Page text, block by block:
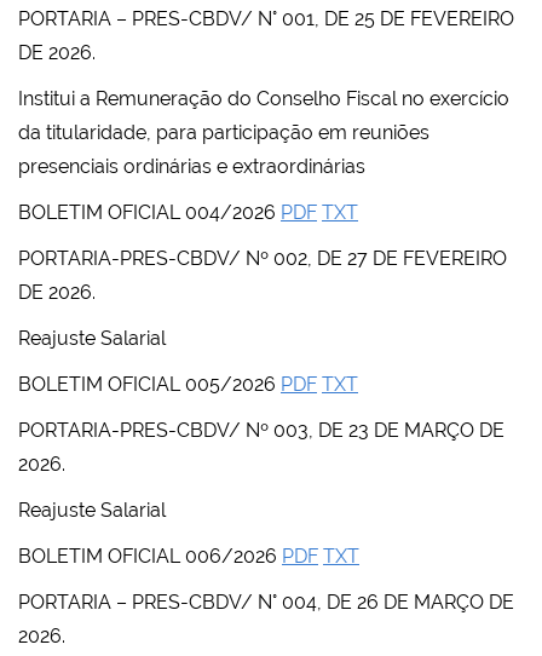
PORTARIA – PRES-CBDV/ N° 001, DE 25 DE FEVEREIRO
DE 2026.
Institui a Remuneração do Conselho Fiscal no exercício
da titularidade, para participação em reuniões
presenciais ordinárias e extraordinárias
BOLETIM OFICIAL 004/2026 PDF TXT
PORTARIA-PRES-CBDV/ Nº 002, DE 27 DE FEVEREIRO
DE 2026.
Reajuste Salarial
BOLETIM OFICIAL 005/2026 PDF TXT
PORTARIA-PRES-CBDV/ Nº 003, DE 23 DE MARÇO DE
2026.
Reajuste Salarial
BOLETIM OFICIAL 006/2026 PDF TXT
PORTARIA – PRES-CBDV/ N° 004, DE 26 DE MARÇO DE
2026.